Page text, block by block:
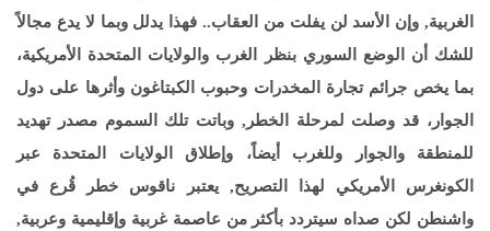
الغربية, وإن الأسد لن يفلت من العقاب.. فهذا يدلل وبما لا يدع مجالاً
للشك أن الوضع السوري بنظر الغرب والولايات المتحدة الأمريكية،
بما يخص جرائم تجارة المخدرات وحبوب الكبتاغون وأثرها على دول
الجوار، قد وصلت لمرحلة الخطر, وباتت تلك السموم مصدر تهديد
للمنطقة والجوار وللغرب أيضاً، وإطلاق الولايات المتحدة عبر
الكونغرس الأمريكي لهذا التصريح, يعتبر ناقوس خطر قُرع في
واشنطن لكن صداه سيتردد بأكثر من عاصمة غربية وإقليمية وعربية,